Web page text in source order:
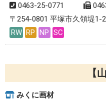
0463-25-0771
〒254-0801 平塚市久領堤1-
RW RP NP SC
みくに画材